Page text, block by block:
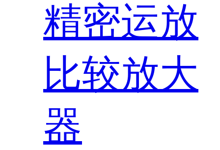
精密运放
比较放大
器